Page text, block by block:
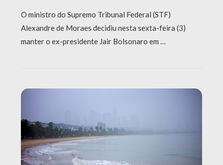
O ministro do Supremo Tribunal Federal (STF)
Alexandre de Moraes decidiu nesta sexta-feira (3)
manter o ex-presidente Jair Bolsonaro em …